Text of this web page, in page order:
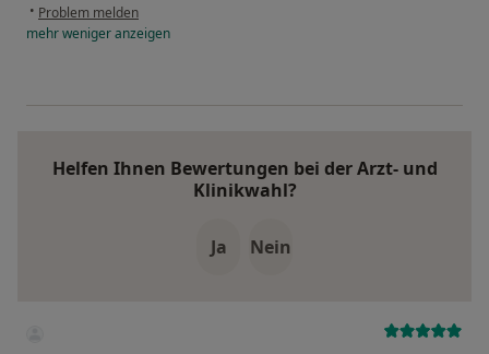
• Problem melden
mehrwenigeranzeigen
Helfen Ihnen Bewertungen bei der Arzt- und
Klinikwahl?
Ja Nein